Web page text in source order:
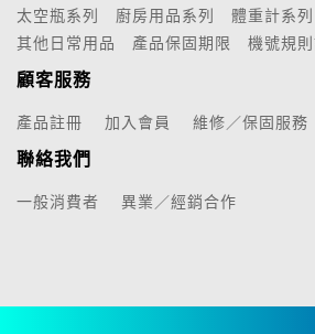
太空瓶系列
廚房用品系列 體重計系列
其他日常用品
產品保固期限 機號規則
顧客服務
產品註冊 加入會員 維修／保固服務
聯絡我們
一般消費者 異業／經銷合作